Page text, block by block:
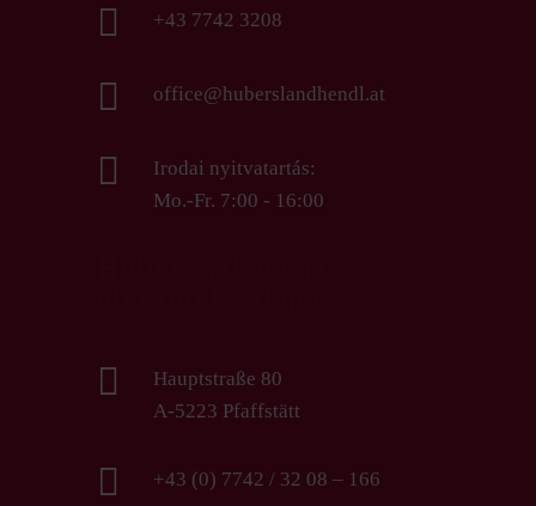
 +43 7742 3208
 office@huberslandhendl.at

Irodai nyitvatartás:
Mo.-Fr. 7:00 - 16:00

Hauptstraße 80
A-5223 Pfaffstätt
 +43 (0) 7742 / 32 08 – 166